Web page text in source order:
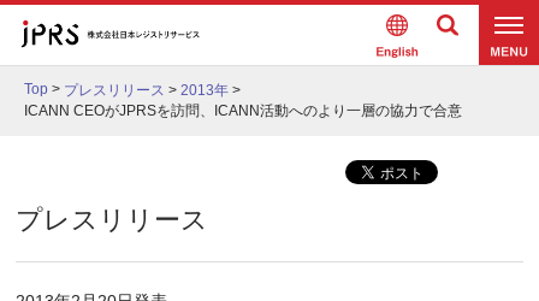
Englis 検索
Top > プレスリリース > 2013年 >
ICANN CEOがJPRSを訪問、ICANN活動へのより一層の協力で合意
プレスリリース